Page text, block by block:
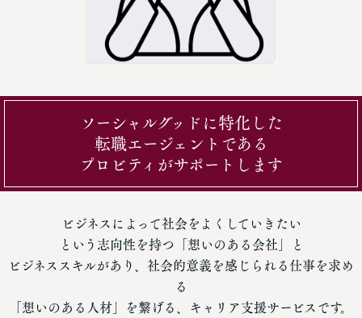
ソーシャルグッドに特化した
転職エージェントである
プロビティがサポートします
ビジネスによって社会をよくしていきたい
という志向性を持つ「想いのある会社」と
ビジネススキルがあり、社会的意義を感じられる仕事を求め
る
「想いのある人材」を繋げる、キャリア支援サービスです。